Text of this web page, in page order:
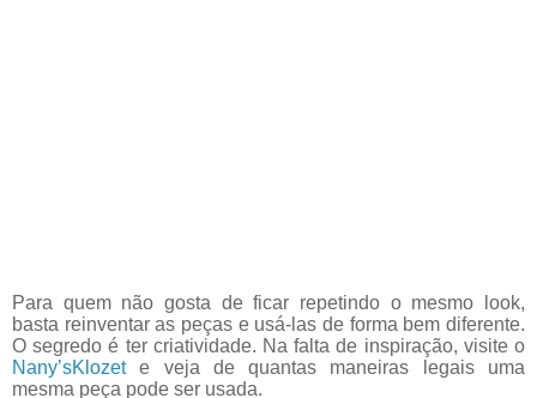
Para quem não gosta de ficar repetindo o mesmo look,
basta reinventar as peças e usá-las de forma bem diferente.
O segredo é ter criatividade. Na falta de inspiração, visite o
Nany’sKlozete veja de quantas maneiras legais uma
mesma peça pode ser usada.